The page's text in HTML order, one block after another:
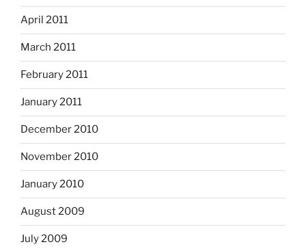
April 2011
March 2011
February 2011
January 2011
December 2010
November 2010
January 2010
August 2009
July 2009